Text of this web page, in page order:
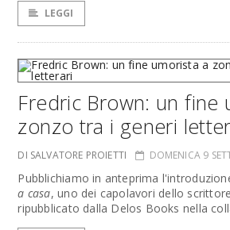
LEGGI
Fredric Brown: un fine
zonzo tra i generi
DI SALVATORE PROIETTI DOMENICA 9
Pubblichiamo in anteprima
a casa, uno dei capolavori dello
ripubblicato dalla Delos Books nella